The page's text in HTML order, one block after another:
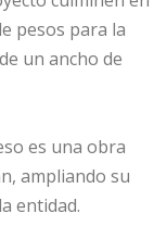
pesos para la
un ancho de
es una obra
ampliando su
entidad.